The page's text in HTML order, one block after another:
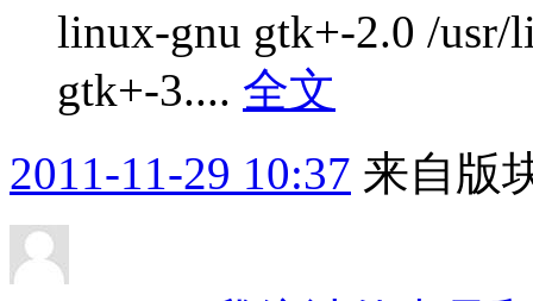
linux-gnu gtk+-2.0 /
gtk+-3.... 全文
2011-11-29 10:37 来自版